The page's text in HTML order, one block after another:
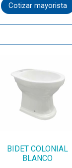
Cotizar mayorista
BIDET COLONIAL
BLANCO